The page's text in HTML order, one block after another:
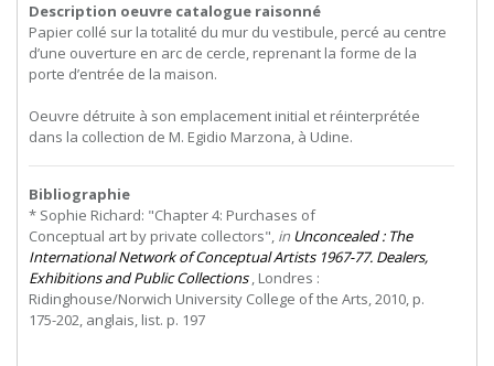
Description oeuvre catalogue raisonné
Papier collé sur la totalité du mur du vestibule, percé au centre
d’une ouverture en arc de cercle, reprenant la forme de la
porte d’entrée de la maison.
Oeuvre détruite à son emplacement initial et réinterprétée
dans la collection de M. Egidio Marzona, à Udine.
Bibliographie
* Sophie Richard: "Chapter4: Purchases of
Conceptual art by private collectors", in Unconcealed : The
International Network of Conceptual Artists 1967-77. Dealers,
Exhibitions and Public Collections, Londres :
Ridinghouse/Norwich University College of the Arts, 2010, p.
175-202, anglais, list. p. 197